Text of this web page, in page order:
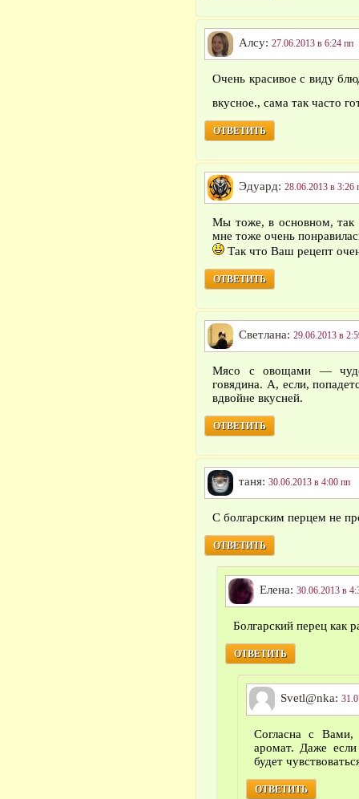
Алсу: 27.06.2013 в 6:24 пп
Очень красивое с виду
вкусное., сама так часто
ОТВЕТИТЬ
Эдуард: 28.06.2013 в 3:26
Мы тоже, в основном, так
мне тоже очень
Так что Ваш рецепт
ОТВЕТИТЬ
Светлана: 29.06.2013 в
Мясо с овощами —
говядина. А, если,
вдвойне вкусней.
ОТВЕТИТЬ
таня: 30.06.2013 в 4:00 пп
С болгарским перцем не
ОТВЕТИТЬ
Елена: 30.06.2013 в
Болгарский перец как
ОТВЕТИТЬ
Svetl@nka:
Согласна с
аромат. Даже
будет
ОТВЕТИТЬ